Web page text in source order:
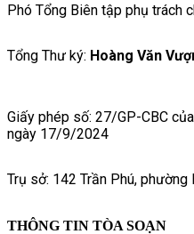
Phó Tổng Biên tập phụ trách
Tổng Thư ký: Hoàng Văn
Giấy phép số: 27/GP-CBC
ngày 17/9/2024
Trụ sở: 142 Trần Phú,
THÔNG TIN TÒA SOẠN